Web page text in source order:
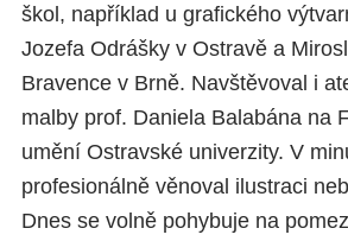
škol, například u grafického
Jozefa Odrášky v Ostravě a
Bravence v Brně. Navštěvoval i
malby prof. Daniela Balabána na
umění Ostravské univerzity. V
profesionálně věnoval ilustraci
Dnes se volně pohybuje na